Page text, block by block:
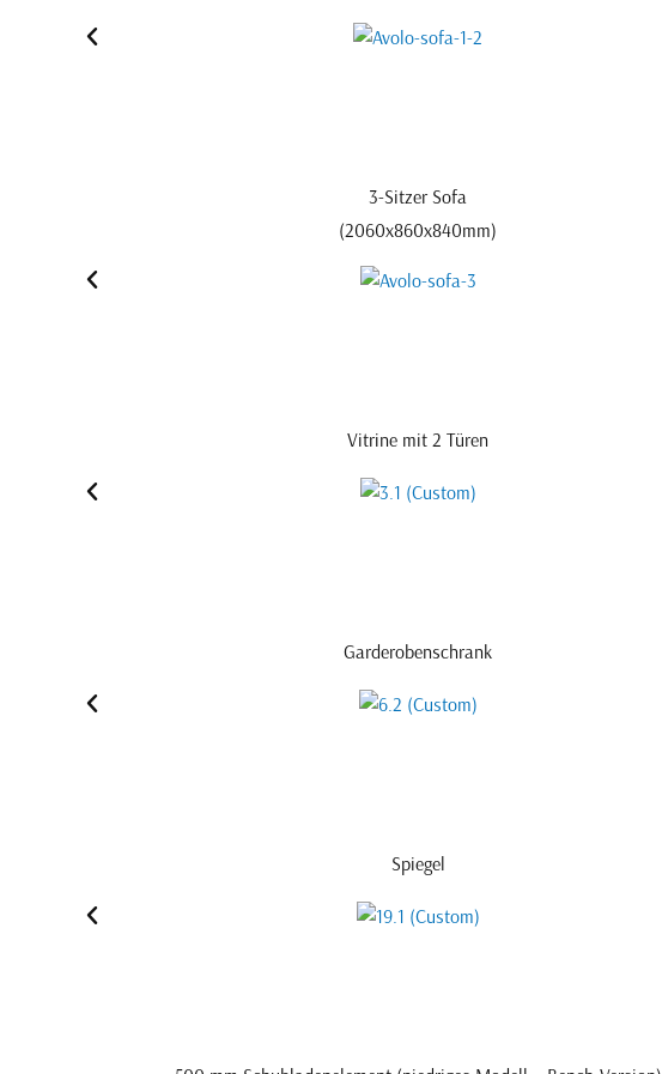
3-Sitzer Sofa
(2060x860x840mm)
Vitrine mit 2 Türen
Garderobenschrank
Spiegel